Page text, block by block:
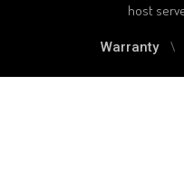
Warranty